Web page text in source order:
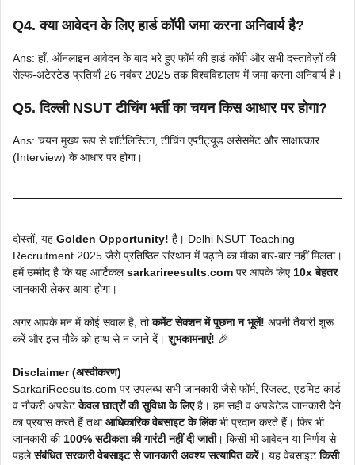
Q4. क्या आवेदन के लिए हार्ड कॉपी जमा करना अनिवार्य है?
Ans: हाँ, ऑनलाइन आवेदन के बाद भरे हुए फॉर्म की हार्ड कॉपी और सभी दस्तावेज़ों की
सेल्फ-अटेस्टेड प्रतियाँ 26 नवंबर 2025 तक विश्वविद्यालय में जमा करना अनिवार्य है।
Q5. दिल्ली NSUT टीचिंग भर्ती का चयन किस आधार पर होगा?
Ans: चयन मुख्य रूप से शॉर्टलिस्टिंग, टीचिंग एप्टीट्यूड असेसमेंट और साक्षात्कार
(Interview) के आधार पर होगा।
दोस्तों, यह Golden Opportunity! है। Delhi NSUT Teaching
Recruitment 2025 जैसे प्रतिष्ठित संस्थान में पढ़ाने का मौका बार-बार नहीं मिलता।
हमें उम्मीद है कि यह आर्टिकलsarkarireesults.com पर आपके लिए10x बेहतर
जानकारी लेकर आया होगा।
अगर आपके मन में कोई सवाल है, तोकमेंट सेक्शन में पूछना न भूलें! अपनी तैयारी शुरू
करें और इस मौके को हाथ से न जाने दें।शुभकामनाएं! 🎉
Disclaimer (अस्वीकरण)
SarkariReesults.com पर उपलब्ध सभी जानकारी जैसे फॉर्म, रिजल्ट, एडमिट कार्ड
व नौकरी अपडेटकेवल छात्रों की सुविधा के लिएहै। हम सही व अपडेटेड जानकारी देने
का प्रयास करते हैं तथाआधिकारिक वेबसाइट के लिंकभी प्रदान करते हैं। फिर भी
जानकारी की100% सटीकता की गारंटी नहीं दी जाती। किसी भी आवेदन या निर्णय से
पहलेसंबंधित सरकारी वेबसाइट से जानकारी अवश्य सत्यापित करें। यह वेबसाइटकिसी